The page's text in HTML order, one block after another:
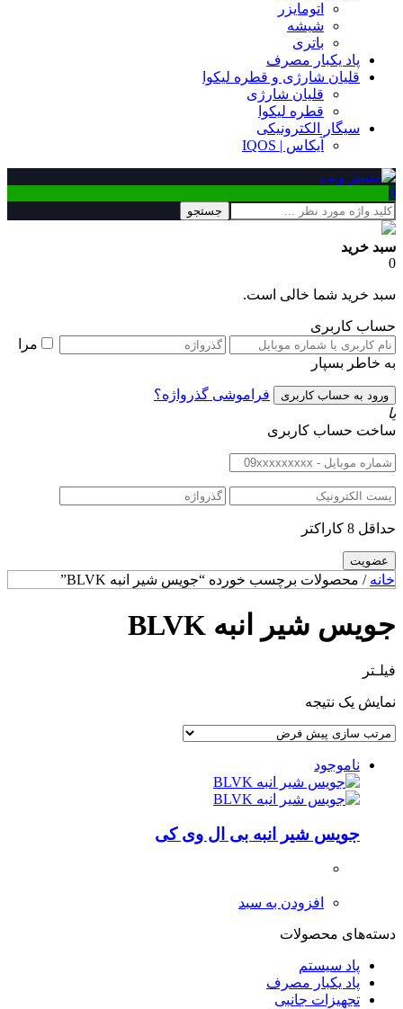
اتومایزر
شیشه
باتری
پاد یکبار مصرف
قلیان شارژی و قطره لیکوا
قلیان شارژی
قطره لیکوا
سیگار الکترونیکی
آیکاس | IQOS
0
جستجو
سبد خرید
0
سبد خرید شما خالی است.
حساب کاربری
مرا
به خاطر بسپار
فراموشی گذرواژه؟
یا
ساخت حساب کاربری
حداقل 8 کاراکتر
خانه / محصولات برچسب خورده “جویس شیر انبه BLVK”
جویس شیر انبه BLVK
فیلـتر
نمایش یک نتیجه
ناموجود
جویس شیر انبه بی ال وی کی
افزودن به سبد
دسته‌های محصولات
پاد سیستم
پاد یکبار مصرف
تجهیزات جانبی